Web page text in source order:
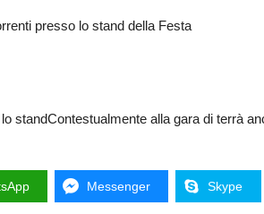
presso lo stand della Festa
standContestualmente alla gara di terrà
Messenger Skype